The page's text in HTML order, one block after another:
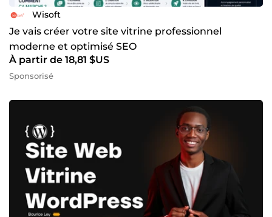
Wisoft
Je vais créer votre site vitrine professionnel
moderne et optimisé SEO
À partir de 18,81 $US
Sponsorisé